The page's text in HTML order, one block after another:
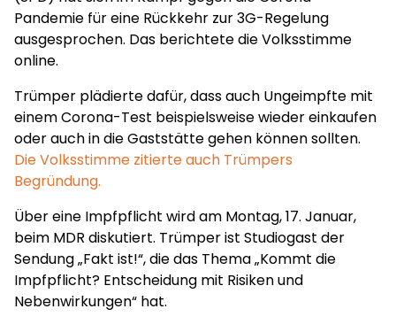
Pandemie für eine Rückkehr zur 3G-Regelung
ausgesprochen. Das berichtete die Volksstimme
online.
Trümper plädierte dafür, dass auch Ungeimpfte mit
einem Corona-Test beispielsweise wieder einkaufen
oder auch in die Gaststätte gehen können sollten.
Die Volksstimme zitierte auch Trümpers
Begründung.
Über eine Impfpflicht wird am Montag, 17. Januar,
beim MDR diskutiert. Trümper ist Studiogast der
Sendung „Fakt ist!“, die das Thema „Kommt die
Impfpflicht? Entscheidung mit Risiken und
Nebenwirkungen“ hat.